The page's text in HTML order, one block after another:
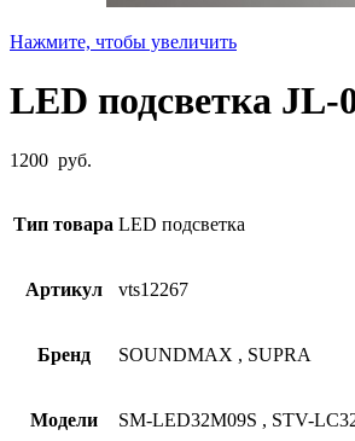
Нажмите, чтобы увеличить
LED подсветка
1200 руб.
Тип товара LED подсветка
Артикул vts12267
Бренд SOUNDMAX , SUPRA
Модели SM-LED32M09S , STV-